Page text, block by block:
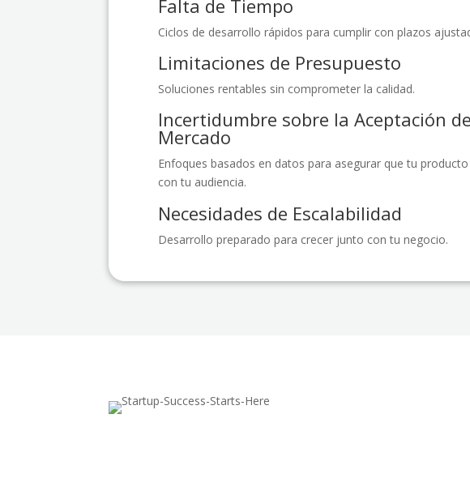
Falta de Tiempo
Ciclos de desarrollo rápidos para cumplir con plazos
Limitaciones de Presupuesto
Soluciones rentables sin comprometer la calidad.
Incertidumbre sobre la Aceptación
Mercado
Enfoques basados en datos para asegurar que tu
con tu audiencia.
Necesidades de Escalabilidad
Desarrollo preparado para crecer junto con tu negocio.